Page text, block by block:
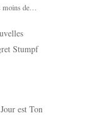
moins de…
Stumpf
est Ton